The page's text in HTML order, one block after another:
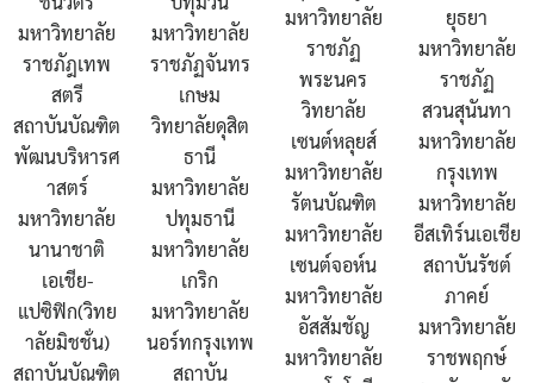
สาระน่ารู้สำหรับนักศึกษา
สาระน่ารู้สำหรับบุคลากรทั้งหมด
หมวดรายวิชาศึกษาทั่วไป
หลักสูตร
เกี่ยวกับงานประกันคุณภาพ
เบอร์โทรศัพท์หน่วยงาน
เอกสารประกอบการสอน
มหาวิทยาลัย
ราชภัฎเทพ
สตรี
สถาบันบัณฑิต
พัฒนบริหารศ
าสตร์
มหาวิทยาลัย
นานาชาติ
เอเชีย-
แปซิฟิก(วิทย
าลัยมิชชั่น)
สถาบันบัณฑิต
มหาวิทยาลัย
ราชภัฏจันทร
เกษม
วิทยาลัยดุสิต
ธานี
มหาวิทยาลัย
ปทุมธานี
มหาวิทยาลัย
เกริก
มหาวิทยาลัย
นอร์ทกรุงเทพ
สถาบัน
มหาวิทยาลัย
ราชภัฏ
พระนคร
วิทยาลัย
เซนต์หลุยส์
มหาวิทยาลัย
รัตนบัณฑิต
มหาวิทยาลัย
เซนต์จอห์น
มหาวิทยาลัย
อัสสัมชัญ
มหาวิทยาลัย
ยุธยา
มหาวิทยาลัย
ราชภัฏ
สวนสุนันทา
มหาวิทยาลัย
กรุงเทพ
มหาวิทยาลัย
อีสเทิร์นเอเชีย
สถาบันรัชต์
ภาคย์
มหาวิทยาลัย
ราชพฤกษ์